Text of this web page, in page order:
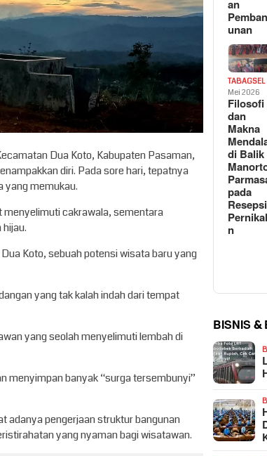
Dua Koto, Kabupaten Pasaman,
diri. Pada sore hari, tepatnya
yang memukau.
menyelimuti cakrawala, sementara
Koto, sebuah potensi wisata baru yang
yang tak kalah indah dari tempat
yang seolah menyelimuti lembah di
menyimpan banyak “surga tersembunyi”
adanya pengerjaan struktur bangunan
yang nyaman bagi wisatawan.
an
unan
TABAGSEL
Mei 2026
Filosofi
dan
Makna
di Balik
pada
Resepsi
n
BISNIS &